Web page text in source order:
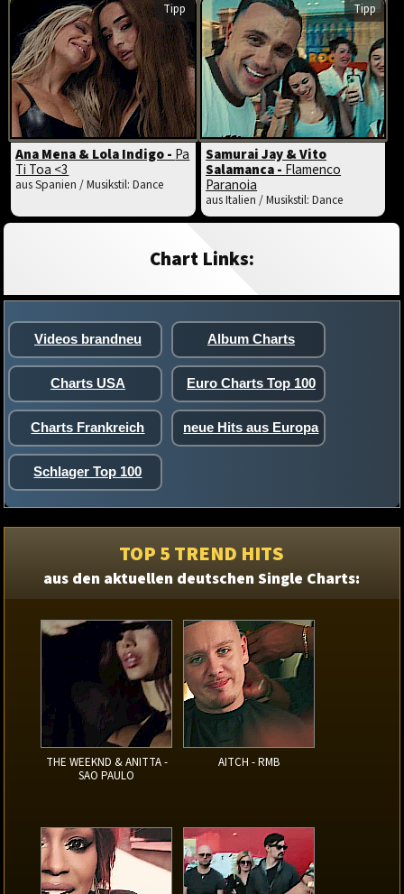
Tipp
Ana Mena & Lola Indigo -Pa
Ti Toa <3
aus Spanien / Musikstil: Dance
Tipp
Samurai Jay & Vito
Salamanca -Flamenco
Paranoia
aus Italien / Musikstil: Dance
Chart Links:
Videos brandneu Album Charts
Charts USA Euro Charts Top 100
Charts Frankreich neue Hits aus Europa
Schlager Top 100
TOP 5 TREND HITS
aus den aktuellen deutschen Single Charts:
THE WEEKND & ANITTA -
SAO PAULO
AITCH - RMB